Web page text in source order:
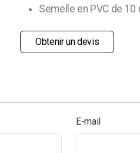
Semelle en PVC de 10
Obtenir un devis
E-mail